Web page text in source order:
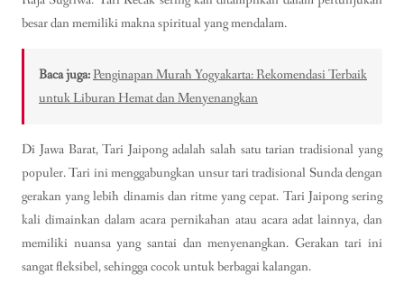
besar dan memiliki makna spiritual yang mendalam.
Baca juga:Penginapan Murah Yogyakarta: Rekomendasi Terbaik
untuk Liburan Hemat dan Menyenangkan
Di Jawa Barat, Tari Jaipong adalah salah satu tarian tradisional yang
populer. Tari ini menggabungkan unsur tari tradisional Sunda dengan
gerakan yang lebih dinamis dan ritme yang cepat. Tari Jaipong sering
kali dimainkan dalam acara pernikahan atau acara adat lainnya, dan
memiliki nuansa yang santai dan menyenangkan. Gerakan tari ini
sangat fleksibel, sehingga cocok untuk berbagai kalangan.